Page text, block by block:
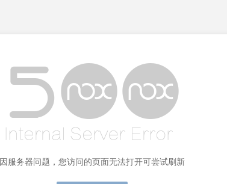
因服务器问题，您访问的页面无法打开可尝试刷新